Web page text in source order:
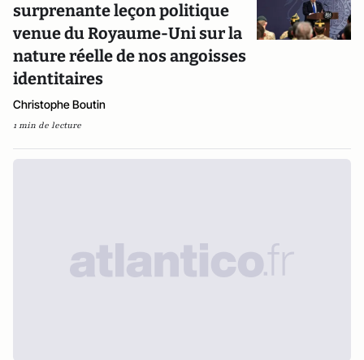
surprenante leçon politique
venue du Royaume-Uni sur la
nature réelle de nos angoisses
identitaires
Christophe Boutin
1 min de lecture